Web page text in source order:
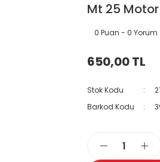
Mt 25
0 Puan - 0 Yorum
650,00 TL
Stok Kodu
Barkod Kodu